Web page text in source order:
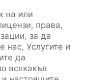
на или
права,
за да
нас, Услугите и
да
всякакъв